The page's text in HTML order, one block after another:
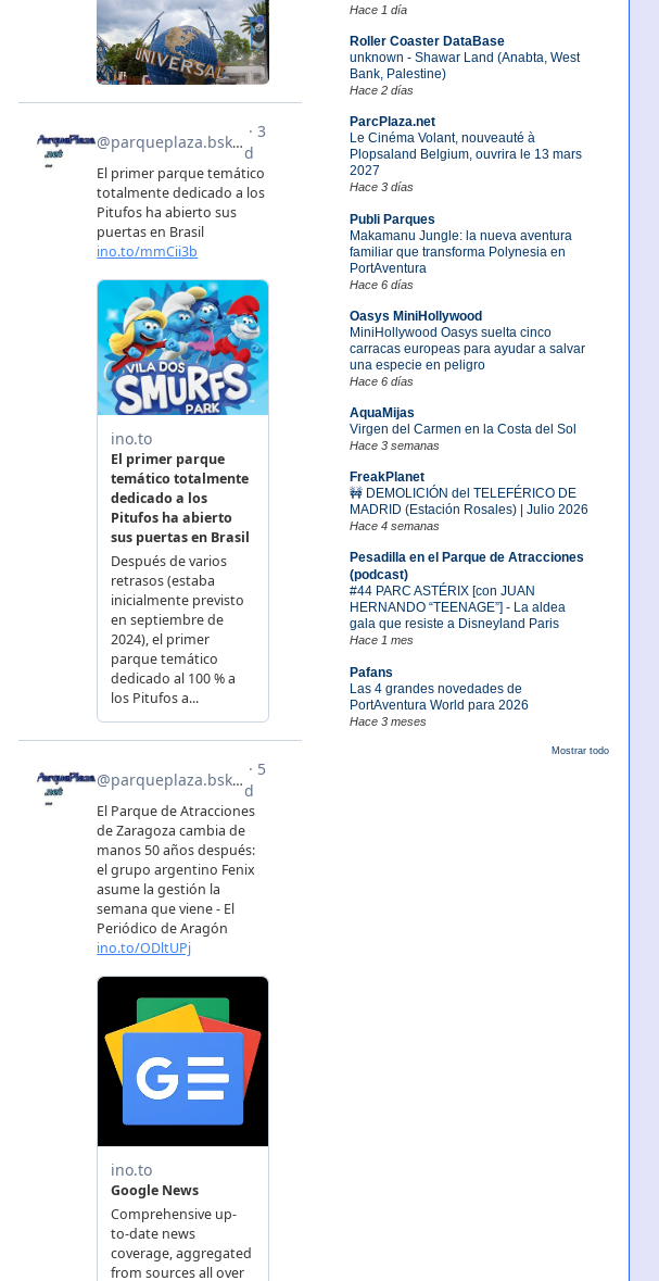
Hace 1 día
Roller Coaster DataBase
unknown - Shawar Land (Anabta, West
Bank, Palestine)
Hace 2 días
ParcPlaza.net
Le Cinéma Volant, nouveauté à
Plopsaland Belgium, ouvrira le 13 mars
2027
Hace 3 días
Publi Parques
Makamanu Jungle: la nueva aventura
familiar que transforma Polynesia en
PortAventura
Hace 6 días
Oasys MiniHollywood
MiniHollywood Oasys suelta cinco
carracas europeas para ayudar a salvar
una especie en peligro
Hace 6 días
AquaMijas
Virgen del Carmen en la Costa del Sol
Hace 3 semanas
FreakPlanet
🚧 DEMOLICIÓN del TELEFÉRICO DE
MADRID (Estación Rosales) | Julio 2026
Hace 4 semanas
Pesadilla en el Parque de Atracciones
(podcast)
#44 PARC ASTÉRIX [con JUAN
HERNANDO “TEENAGE”] - La aldea
gala que resiste a Disneyland Paris
Hace 1 mes
Pafans
Las 4 grandes novedades de
PortAventura World para 2026
Hace 3 meses
Mostrar todo